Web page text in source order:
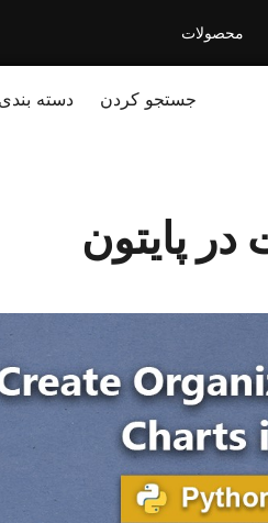
محصولات
جستجو کردن دسته
پایتون